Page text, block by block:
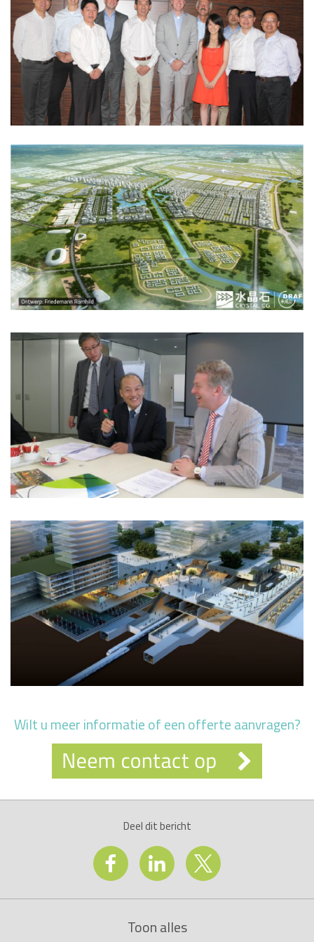
Wilt u meer informatie of een offerte aanvragen?
Deel dit bericht
Toon alles